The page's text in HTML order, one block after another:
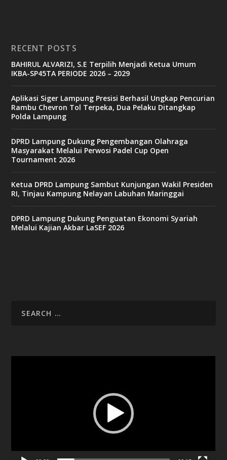
RECENT POSTS
BAHIRUL ALVARIZI, S.E Terpilih Menjadi Ketua Umum
IKBA-SP45TA PERIODE 2026 – 2029
Aplikasi Siger Lampung Presisi Berhasil Ungkap Pencurian
Rambu Chevron Tol Terpeka, Dua Pelaku Ditangkap
Polda Lampung
DPRD Lampung Dukung Pengembangan Olahraga
Masyarakat Melalui Perwosi Padel Cup Open
Tournament 2026
Ketua DPRD Lampung Sambut Kunjungan Wakil Presiden
RI, Tinjau Kampung Nelayan Labuhan Maringgai
DPRD Lampung Dukung Penguatan Ekonomi Syariah
Melalui Kajian Akbar LaSEF 2026